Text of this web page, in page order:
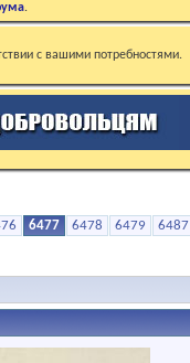
.
с вашими потребностями.
6477 6478 6479 6487